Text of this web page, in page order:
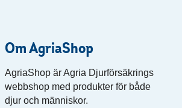
Om AgriaShop
AgriaShop är Agria Djurförsäkrings
webbshop med produkter för både
djur och människor.